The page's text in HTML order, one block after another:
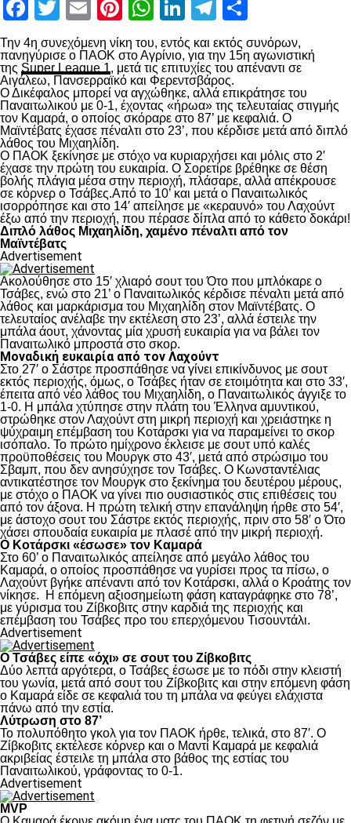
Facebook
Twitter
EmailPinterest
WhatsApp
LinkedIn
Telegram
Την 4η συνεχόμενη νίκη του, εντός και εκτός συνόρων,
πανηγύρισε ο ΠΑΟΚ στο Αγρίνιο, για την 15η αγωνιστική
της Super League 1, μετά τις επιτυχίες του απέναντι σε
Αιγάλεω, Πανσερραϊκό και Φερεντσβάρος.
Ο Δικέφαλος μπορεί να αγχώθηκε, αλλά επικράτησε του
Παναιτωλικού με 0-1, έχοντας «ήρωα» της τελευταίας στιγμής
τον Καμαρά, ο οποίος σκόραρε στο 87’ με κεφαλιά. Ο
Μαϊντέβατς έχασε πέναλτι στο 23’, που κέρδισε μετά από διπλό
λάθος του Μιχαηλίδη.
Ο ΠΑΟΚ ξεκίνησε με στόχο να κυριαρχήσει και μόλις στο 2′
έχασε την πρώτη του ευκαιρία. Ο Σορετίρε βρέθηκε σε θέση
βολής πλάγια μέσα στην περιοχή, πλάσαρε, αλλά απέκρουσε
σε κόρνερ ο Τσάβες.Από το 10’ και μετά ο Παναιτωλικός
ισορρόπησε και στο 14′ απείλησε με «κεραυνό» του Λαχούντ
έξω από την περιοχή, που πέρασε δίπλα από το κάθετο δοκάρι!
Διπλό λάθος Μιχαηλίδη, χαμένο πέναλτι από τον
Μαϊντέβατς
Advertisement
Ακολούθησε στο 15′ χλιαρό σουτ του Ότο που μπλόκαρε ο
Τσάβες, ενώ στο 21’ ο Παναιτωλικός κέρδισε πέναλτι μετά από
λάθος και μαρκάρισμα του Μιχαηλίδη στον Μαϊντέβατς. Ο
τελευταίος ανέλαβε την εκτέλεση στο 23’, αλλά έστειλε την
μπάλα άουτ, χάνοντας μία χρυσή ευκαιρία για να βάλει τον
Παναιτωλικό μπροστά στο σκορ.
Μοναδική ευκαιρία από τον Λαχούντ
Στο 27′ ο Σάστρε προσπάθησε να γίνει επικίνδυνος με σουτ
εκτός περιοχής, όμως, ο Τσάβες ήταν σε ετοιμότητα και στο 33′,
έπειτα από νέο λάθος του Μιχαηλίδη, ο Παναιτωλικός άγγιξε το
1-0. Η μπάλα χτύπησε στην πλάτη του Έλληνα αμυντικού,
στρώθηκε στον Λαχούντ στη μικρή περιοχή και χρειάστηκε η
ψύχραιμη επέμβαση του Κοτάρσκι για να παραμείνει το σκορ
ισόπαλο. Το πρώτο ημίχρονο έκλεισε με σουτ υπό καλές
προϋποθέσεις του Μουργκ στο 43′, μετά από στρώσιμο του
Σβαμπ, που δεν ανησύχησε τον Τσάβες. Ο Κωνσταντέλιας
αντικατέστησε τον Μουργκ στο ξεκίνημα του δευτέρου μέρους,
με στόχο ο ΠΑΟΚ να γίνει πιο ουσιαστικός στις επιθέσεις του
από τον άξονα. Η πρώτη τελική στην επανάληψη ήρθε στο 54′,
με άστοχο σουτ του Σάστρε εκτός περιοχής, πριν στο 58′ ο Ότο
χάσει σπουδαία ευκαιρία με πλασέ από την μικρή περιοχή.
Ο Κοτάρσκι «έσωσε» τον Καμαρά
Στο 60’ ο Παναιτωλικός απείλησε από μεγάλο λάθος του
Καμαρά, ο οποίος προσπάθησε να γυρίσει προς τα πίσω, ο
Λαχούντ βγήκε απέναντι από τον Κοτάρσκι, αλλά ο Κροάτης τον
νίκησε. Η επόμενη αξιοσημείωτη φάση καταγράφηκε στο 78’,
με γύρισμα του Ζίβκοβιτς στην καρδιά της περιοχής και
επέμβαση του Τσάβες προ του επερχόμενου Τισουντάλι.
Advertisement
Ο Τσάβες είπε «όχι» σε σουτ του Ζίβκοβιτς
Δύο λεπτά αργότερα, ο Τσάβες έσωσε με το πόδι στην κλειστή
του γωνία, μετά από σουτ του Ζίβκοβιτς και στην επόμενη φάση
ο Καμαρά είδε σε κεφαλιά του τη μπάλα να φεύγει ελάχιστα
πάνω από την εστία.
Λύτρωση στο 87’
Το πολυπόθητο γκολ για τον ΠΑΟΚ ήρθε, τελικά, στο 87′. Ο
Ζίβκοβιτς εκτέλεσε κόρνερ και ο Μαντί Καμαρά με κεφαλιά
ακριβείας έστειλε τη μπάλα στο βάθος της εστίας του
Παναιτωλικού, γράφοντας το 0-1.
Advertisement
MVP